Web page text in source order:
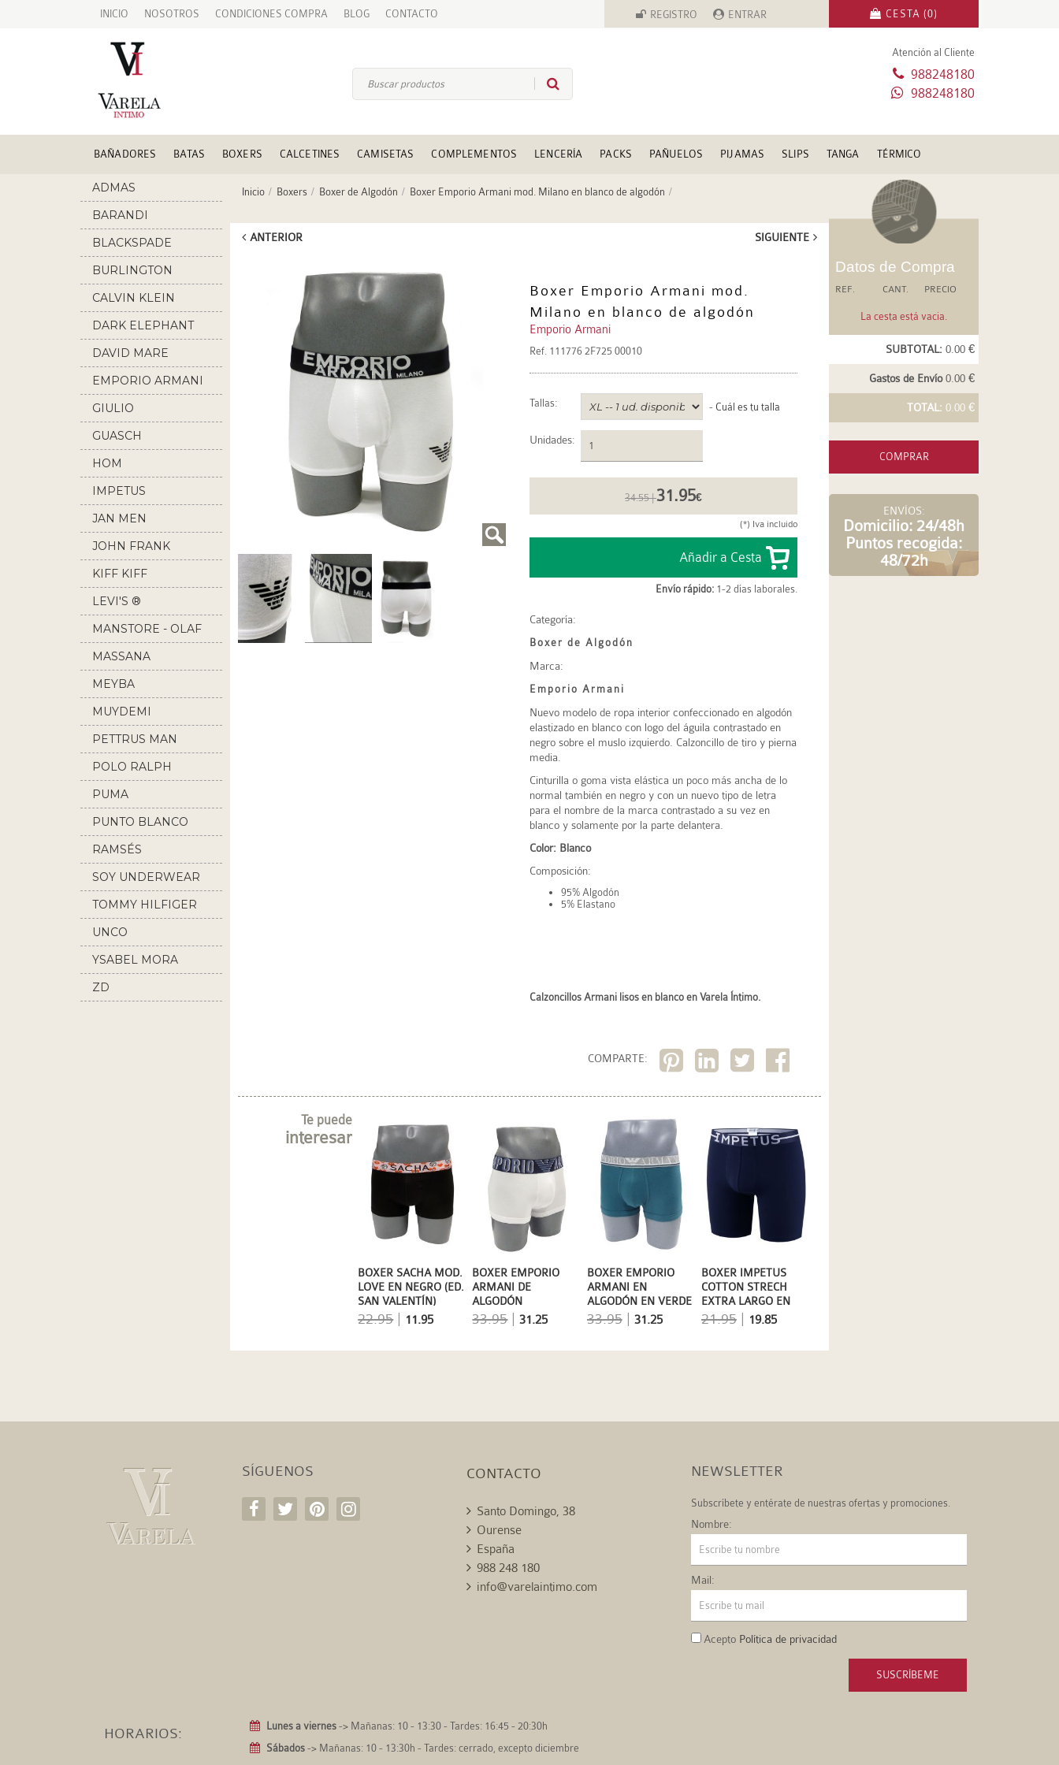
INICIO NOSOTROS CONDICIONES COMPRA BLOG CONTACTO REGISTRO ENTRAR CESTA (0)
Atención al Cliente
988248180
988248180
BAÑADORES BATAS BOXERS CALCETINES CAMISETAS COMPLEMENTOS LENCERÍA PACKS PAÑUELOS PIJAMAS SLIPS TANGA TÉRMICO
ADMAS
BARANDI
BLACKSPADE
BURLINGTON
CALVIN KLEIN
DARK ELEPHANT
DAVID MARE
EMPORIO ARMANI
GIULIO
GUASCH
HOM
IMPETUS
JAN MEN
JOHN FRANK
KIFF KIFF
LEVI'S ®
MANSTORE - OLAF
BENZ
MASSANA
MEYBA
MUYDEMI
PETTRUS MAN
POLO RALPH
LAUREN
PUMA
PUNTO BLANCO
RAMSÉS
SOY UNDERWEAR
TOMMY HILFIGER
UNCO
YSABEL MORA
ZD
Inicio Boxers Boxer de Algodón Boxer Emporio Armani mod. Milano en blanco de algodón
ANTERIOR SIGUIENTE
Boxer Emporio Armani mod.
Milano en blanco de algodón
Emporio Armani
Ref. 111776 2F725 00010
Tallas: - Cuál es tu talla
Unidades:
34.55 |31.95€
(*) Iva incluido
Envío rápido: 1-2 días laborales.
Categoría:
Boxer de Algodón
Marca:
Emporio Armani
Nuevo modelo de ropa interior confeccionado en algodón
elastizado en blanco con logo del águila contrastado en
negro sobre el muslo izquierdo. Calzoncillo de tiro y pierna
media.
Cinturilla o goma vista elástica un poco más ancha de lo
normal también en negro y con un nuevo tipo de letra
para el nombre de la marca contrastado a su vez en
blanco y solamente por la parte delantera.
Color: Blanco
Composición:
95% Algodón
5% Elastano
Calzoncillos Armani lisos en blanco en Varela Íntimo.
COMPARTE:
BOXER IMPETUS
COTTON STRECH
EXTRA LARGO EN
AZUL MARINO
21.95| 19.85
BOXER EMPORIO
ARMANI EN
ALGODÓN EN VERDE
MEDITERRÁNEO
33.95| 31.25
BOXER EMPORIO
ARMANI DE
ALGODÓN
MEGALOGO EN
BLANCO
33.95|31.25
BOXER SACHA MOD.
LOVE EN NEGRO (ED.
SAN VALENTÍN)
22.95| 11.95
Te puede
interesar
Datos de Compra
REF. CANT. PRECIO
La cesta está vacia.
SUBTOTAL: 0.00 €
Gastos de Envío0.00 €
TOTAL: 0.00 €
COMPRAR
ENVÍOS:
Domicilio: 24/48h
Puntos recogida:
48/72h
SÍGUENOS CONTACTO
Santo Domingo, 38
Ourense
España
988 248 180
info@varelaintimo.com
NEWSLETTER
Subscríbete y entérate de nuestras ofertas y promociones.
Nombre:
Mail:
Acepto Política de privacidad
SUSCRÍBEME
HORARIOS: Lunes a viernes -> Mañanas: 10 - 13:30 - Tardes: 16:45 - 20:30h
Sábados -> Mañanas: 10 - 13:30h - Tardes: cerrado, excepto diciembre